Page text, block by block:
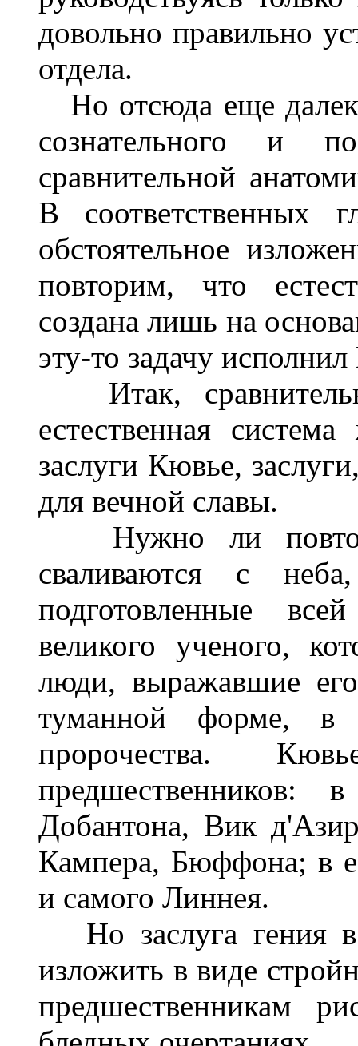
довольно правильно
отдела.
Но отсюда еще
сознательного и
сравнительной
В соответственных
обстоятельное
повторим, что
создана лишь на
эту-то задачу
Итак,
естественная
заслуги Кювье,
для вечной славы.
Нужно ли
сваливаются с
подготовленные
великого ученого,
люди, выражавшие
туманной форме, в
пророчества.
предшественников:
Добантона, Вик
Кампера, Бюффона; в
и самого Линнея.
Но заслуга гения в
изложить в виде
предшественникам